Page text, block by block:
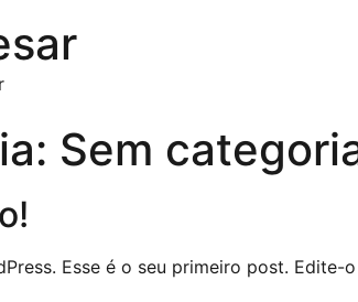
Sem
Esse é o seu primeiro post.